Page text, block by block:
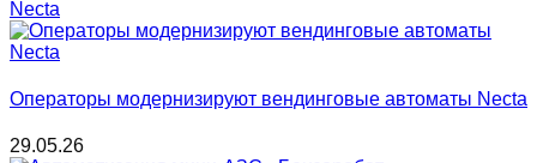
Операторы модернизируют вендинговые автоматы Necta
29.05.26